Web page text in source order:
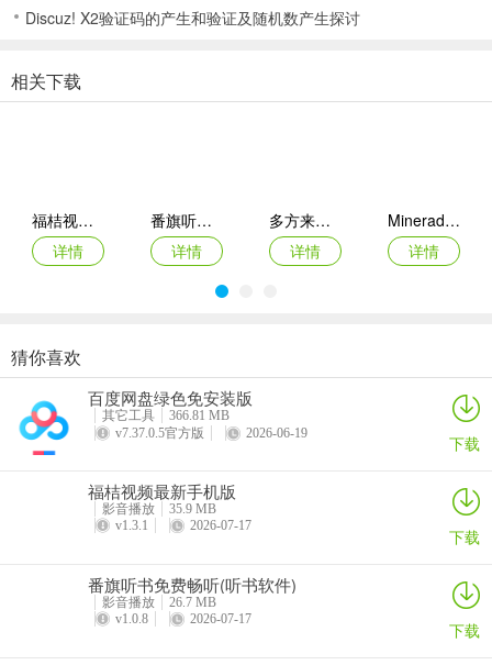
6、不过需要提示的是，这个耗电是非常的大的！
设置了多少。
2.turbo4开了hxcore之后失真有点严重，有一种本来很均匀雄厚的声
音被拆开成细丝输出的感觉，不排除我的硬件中奖。
不排除硬件问题。
Discuz! X2验证码的产生和验证及随机数产生探讨
相关下载
福桔视频最新手机版
详情
番旗听书免费畅听(听书软件)
详情
多方来财2026(图片处理工具)
详情
Mineradio手机版
详情
人人剧场
详情
吃鸡录屏app
详情
人人影视tv客户端
4K视频
猜你喜欢
百度网盘绿色免安装版
其它工具
366.81 MB
v7.37.0.5官方版
2026-06-19 下载
福桔视频最新手机版
影音播放
35.9 MB
v1.3.1
2026-07-17 下载
番旗听书免费畅听(听书软件)
影音播放
26.7 MB
v1.0.8
2026-07-17 下载